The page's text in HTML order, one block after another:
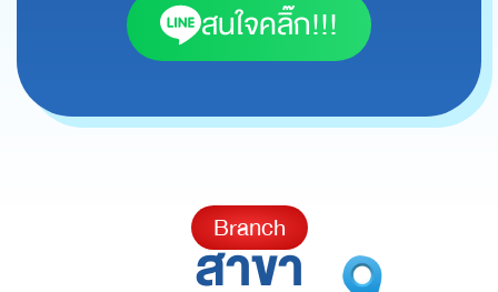
สนใจคลิ๊ก!!!
Branch
สาขา